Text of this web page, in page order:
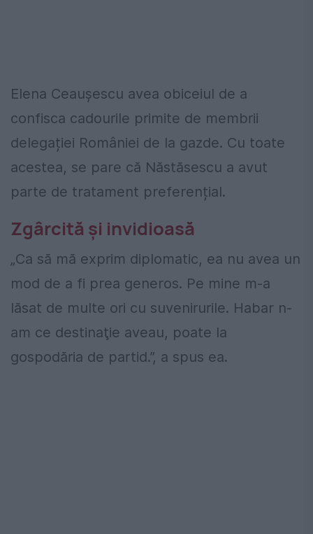
Elena Ceaușescu avea obiceiul de a
confisca cadourile primite de membrii
delegației României de la gazde. Cu toate
acestea, se pare că Năstăsescu a avut
parte de tratament preferențial.
Zgârcită și invidioasă
„Ca să mă exprim diplomatic, ea nu avea un
mod de a fi prea generos. Pe mine m-a
lăsat de multe ori cu suvenirurile. Habar n-
am ce destinaţie aveau, poate la
gospodăria de partid.”, a spus ea.